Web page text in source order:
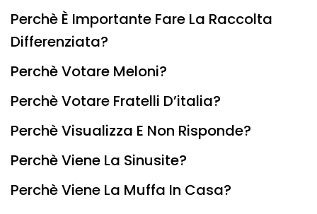
Perchè È Importante Fare La Raccolta
Differenziata?
Perchè Votare Meloni?
Perchè Votare Fratelli D’italia?
Perchè Visualizza E Non Risponde?
Perchè Viene La Sinusite?
Perchè Viene La Muffa In Casa?